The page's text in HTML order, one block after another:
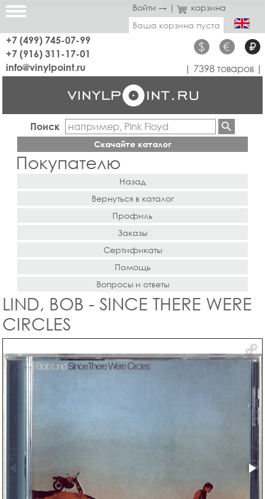
Войти → |
корзина
Ваша корзина пуста
+7 (499) 745-07-99
+7 (916) 311-17-01
$ € ₽
info@vinylpoint.ru | 7398 товаров |
Поиск
Скачайте каталог
Покупателю
Назад
Вернуться в каталог
Профиль
Заказы
Сертификаты
Помощь
Вопросы и ответы
LIND, BOB - SINCE THERE WERE
CIRCLES